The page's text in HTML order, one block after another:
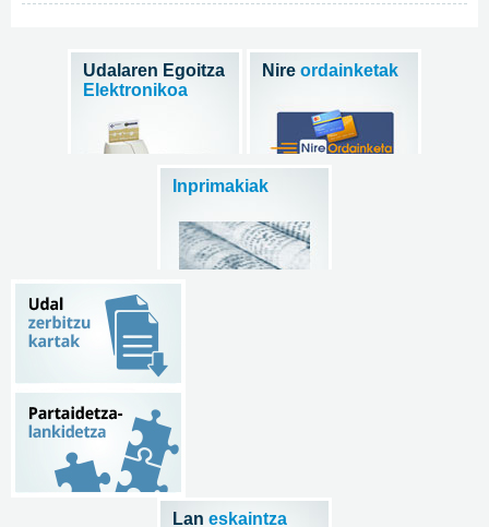
Udalaren Egoitza
Elektronikoa
Nire ordainketak
Inprimakiak
Lan eskaintza